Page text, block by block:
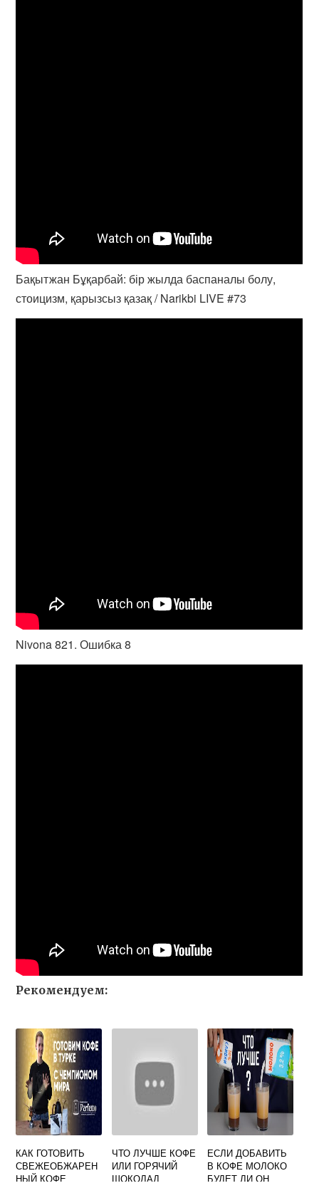
Бақытжан Бұқарбай: бір жылда баспаналы болу,
стоицизм, қарызсыз қазақ / Narikbi LIVE #73
Nivona 821. Ошибка 8
Рекомендуем:
КАК ГОТОВИТЬ
СВЕЖЕОБЖАРЕН
НЫЙ КОФЕ
ЧТО ЛУЧШЕ КОФЕ
ИЛИ ГОРЯЧИЙ
ШОКОЛАД
ЕСЛИ ДОБАВИТЬ
В КОФЕ МОЛОКО
БУДЕТ ЛИ ОН